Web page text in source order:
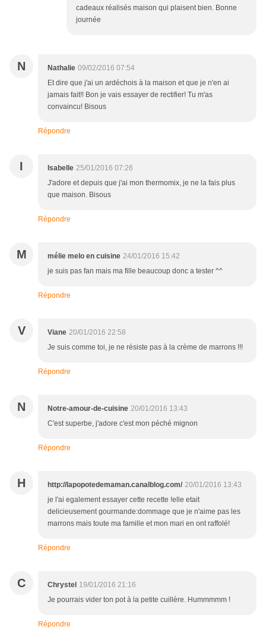
cadeaux réalisés maison qui plaisent bien. Bonne
journée
N Nathalie 09/02/2016 07:54
Et dire que j'ai un ardéchois à la maison et que je n'en ai
jamais fait!! Bon je vais essayer de rectifier! Tu m'as
convaincu! Bisous
Répondre
I Isabelle 25/01/2016 07:26
J'adore et depuis que j'ai mon thermomix, je ne la fais plus
que maison. Bisous
Répondre
M mélie melo en cuisine 24/01/2016 15:42
je suis pas fan mais ma fille beaucoup donc a tester ^^
Répondre
V Viane 20/01/2016 22:58
Je suis comme toi, je ne résiste pas à la crème de marrons !!!
Répondre
N Notre-amour-de-cuisine 20/01/2016 13:43
C'est superbe, j'adore c'est mon péché mignon
Répondre
H http://lapopotedemaman.canalblog.com/ 20/01/2016 13:43
je l'ai egalement essayer cette recette !elle etait
delicieusement gourmande:dommage que je n'aime pas les
marrons mais toute ma famille et mon mari en ont raffolé!
Répondre
C Chrystel 19/01/2016 21:16
Je pourrais vider ton pot à la petite cuillère. Hummmmm !
Répondre